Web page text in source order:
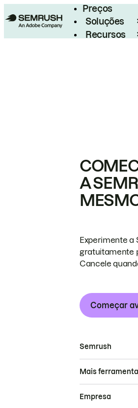
Preços
Soluções
Recursos
A
Experimente a
gratuitamente
Cancele
Começar
Semrush
Mais
Empresa